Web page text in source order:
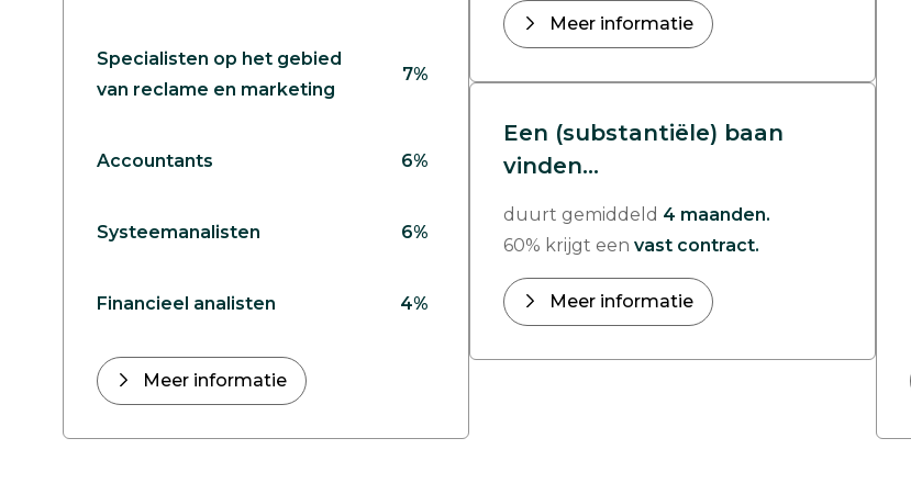
Specialisten op het gebied
van reclame en marketing
7%
Accountants 6%
Systeemanalisten 6%
Financieel analisten 4%
Meer informatie
Meer informatie
Een (substantiële) baan
vinden...
duurt gemiddeld 4 maanden.
60% krijgt een vast contract.
Meer informatie